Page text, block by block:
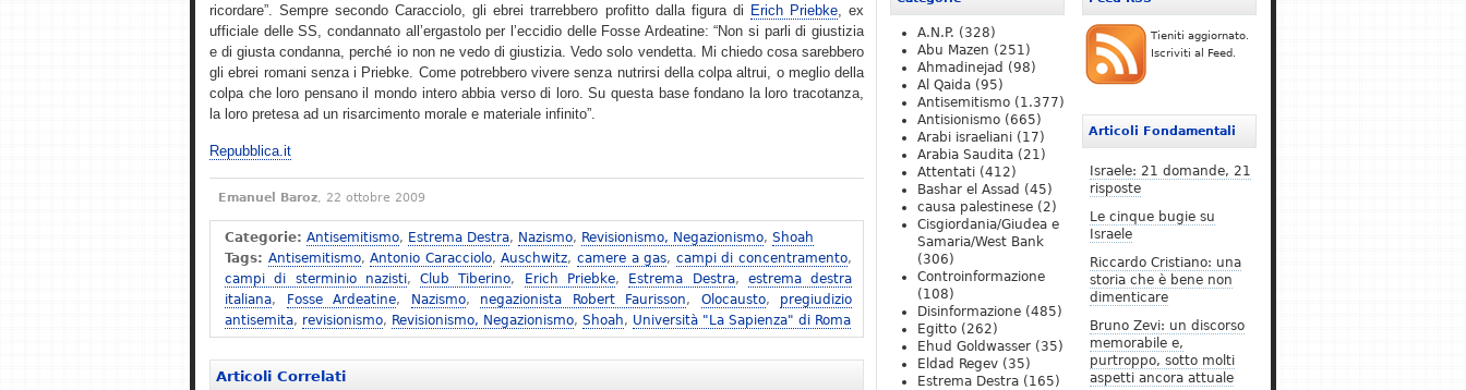
ricordare”. Sempre secondo Caracciolo, gli ebrei trarrebbero profitto dalla figura di Erich Priebke, ex
ufficiale delle SS, condannato all’ergastolo per l’eccidio delle Fosse Ardeatine: “Non si parli di giustizia
e di giusta condanna, perché io non ne vedo di giustizia. Vedo solo vendetta. Mi chiedo cosa sarebbero
gli ebrei romani senza i Priebke. Come potrebbero vivere senza nutrirsi della colpa altrui, o meglio della
colpa che loro pensano il mondo intero abbia verso di loro. Su questa base fondano la loro tracotanza,
la loro pretesa ad un risarcimento morale e materiale infinito”.
Repubblica.it
Emanuel Baroz, 22 ottobre 2009
Categorie: Antisemitismo, Estrema Destra, Nazismo, Revisionismo, Negazionismo, Shoah
Tags: Antisemitismo,Antonio Caracciolo,Auschwitz,camere a gas, campi di concentramento,
campi di sterminio nazisti,Club Tiberino, Erich Priebke, Estrema Destra, estrema destra
italiana, Fosse Ardeatine, Nazismo, negazionista Robert Faurisson, Olocausto, pregiudizio
antisemita, revisionismo, Revisionismo, Negazionismo, Shoah, Università "La Sapienza" di Roma
Articoli Correlati
Tieniti aggiornato.
Iscriviti al Feed.
Articoli Fondamentali
Israele: 21 domande, 21
risposte
Le cinque bugie su
Israele
Riccardo Cristiano: una
storia che è bene non
dimenticare
Bruno Zevi: un discorso
memorabile e,
purtroppo, sotto molti
aspetti ancora attuale
A.N.P. (328)
Abu Mazen (251)
Ahmadinejad (98)
Al Qaida (95)
Antisemitismo (1.377)
Antisionismo (665)
Arabi israeliani (17)
Arabia Saudita (21)
Attentati (412)
Bashar el Assad (45)
causa palestinese (2)
Cisgiordania/Giudea e
Samaria/West Bank
(306)
Controinformazione
(108)
Disinformazione (485)
Egitto (262)
Ehud Goldwasser (35)
Eldad Regev (35)
Estrema Destra (165)